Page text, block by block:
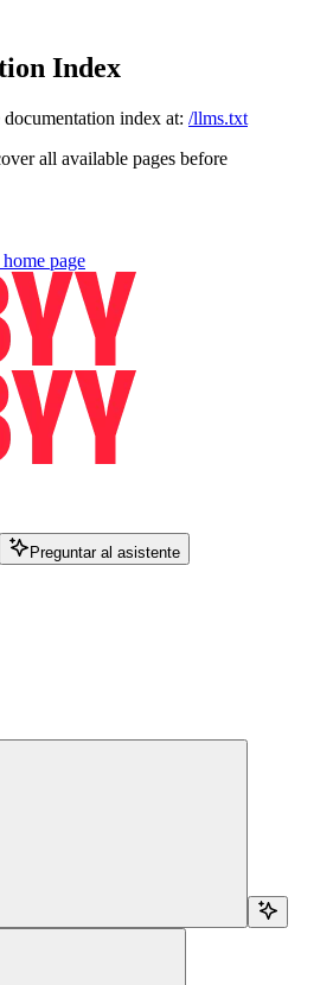
Index
index at: /llms.txt
all available pages before
home page
Preguntar al asistente